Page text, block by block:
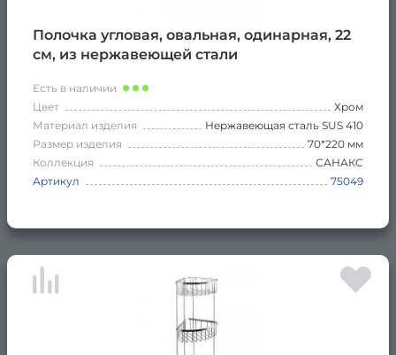
Полочка угловая, овальная, одинарная, 22
см, из нержавеющей стали
Есть в наличии
Цвет
Хром
Материал изделия
Нержавеющая сталь SUS 410
Размер изделия
70*220 мм
Коллекция
САНАКС
Артикул
75049